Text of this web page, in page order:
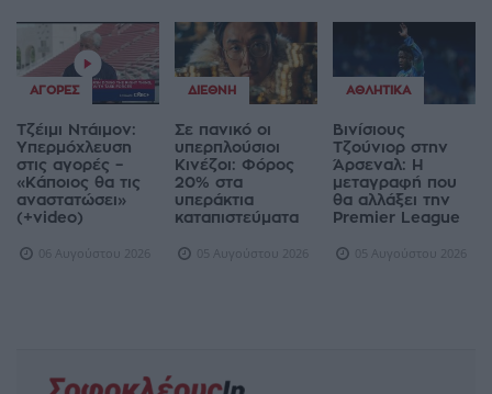
ΑΓΟΡΈΣ
Τζέιμι Ντάιμον:
Υπερμόχλευση
στις αγορές –
«Κάποιος θα τις
αναστατώσει»
(+video)
06 Αυγούστου 2026
ΔΙΕΘΝΉ
Σε πανικό οι
υπερπλούσιοι
Κινέζοι: Φόρος
20% στα
υπεράκτια
καταπιστεύματα
05 Αυγούστου 2026
ΑΘΛΗΤΙΚΆ
Βινίσιους
Τζούνιορ στην
Άρσεναλ: Η
μεταγραφή που
θα αλλάξει την
Premier League
05 Αυγούστου 2026